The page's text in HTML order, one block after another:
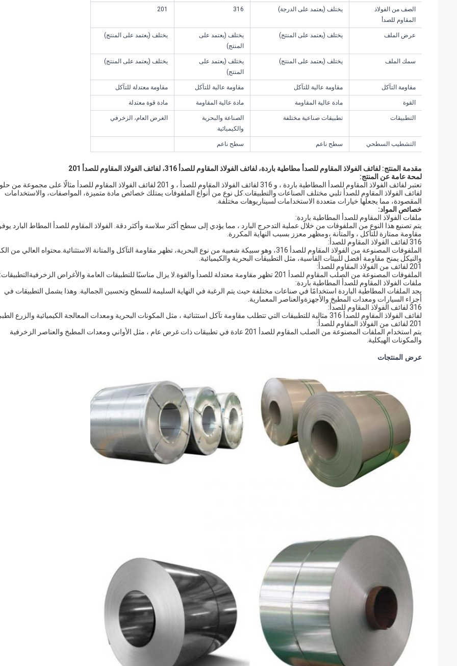
الصف من الفولاذ
المقاوم للصدأ
يختلف (يعتمد على الدرجة) 316
201
عرض الملف يختلف (يعتمد على المنتج)
يختلف (يعتمد على
المنتج)
يختلف (يعتمد على المنتج)
سمك الملف يختلف (يعتمد على المنتج)
يختلف (يعتمد على
المنتج)
يختلف (يعتمد على المنتج)
مقاومة التآكل مقاومة عالية للتآكل مقاومة عالية للتآكل مقاومة معتدلة للتآكل
القوة مادة عالية المقاومة مادة عالية المقاومة مادة قوة معتدلة
التطبيقات تطبيقات صناعية مختلفة
الصناعة والبحرية
والكيميائية
الغرض العام، الزخرفي
التشطيب السطحي سطح ناعم سطح ناعم
مقدمة المنتج: لفائف الفولاذ المقاوم للصدأ مطاطية باردة، لفائف الفولاذ المقاوم للصدأ 316، لفائف الفولاذ المقاوم للصدأ 201
لمحة عامة عن المنتج:
تعتبر لفائف الفولاذ المقاوم للصدأ المطاطية باردة ، و 316 لفائف الفولاذ المقاوم للصدأ ، و 201 لفائف الفولاذ المقاوم للصدأ مثالًا على مجموعة
لفائف الفولاذ المقاوم للصدأ تلبي مختلف الصناعات والتطبيقات.كل نوع من أنواع الملفوفات يمتلك خصائص مادة متميزة، المواصفات، والاستخدامات
المقصودة، مما يجعلها خيارات متعددة الاستخدامات لسيناريوهات مختلفة.
خصائص المواد:
ملفات الفولاذ المقاوم للصدأ المطاطية باردة:
يتم تصنيع هذا النوع من الملفوفات من خلال عملية التدحرج البارد ، مما يؤدي إلى سطح أكثر سلاسة وأكثر دقة. الفولاذ المقاوم للصدأ المطاط البارد
مقاومة ممتازة للتآكل ، والمتانة ،ومظهر معزز بسبب النهاية المكررة.
316 لفائف الفولاذ المقاوم للصدأ:
الملفوفات المصنوعة من الفولاذ المقاوم للصدأ 316، وهو سبيكة شعبية من نوع البحرية، تظهر مقاومة التآكل والمتانة الاستثنائية.محتواه العالي من
والنيكل يمنح مقاومة أفضل للبيئات القاسية، مثل التطبيقات البحرية والكيميائية.
201 لفائف من الفولاذ المقاوم للصدأ:
الملفوفات المصنوعة من الصلب المقاوم للصدأ 201 تظهر مقاومة معتدلة للصدأ والقوة.لا يزال مناسبًا للتطبيقات العامة والأغراض الزخرفيةالتطبيقات:
ملفات الفولاذ المقاوم للصدأ المطاطية باردة:
يجد الملفات المطاطية الباردة استخدامًا في صناعات مختلفة حيث يتم الرغبة في النهاية السليمة للسطح وتحسين الجمالية. وهذا يشمل التطبيقات في
أجزاء السيارات ومعدات المطبخ والأجهزةوالعناصر المعمارية.
316 لفائف الفولاذ المقاوم للصدأ:
لفائف الفولاذ المقاوم للصدأ 316 مثالية للتطبيقات التي تتطلب مقاومة تآكل استثنائية ، مثل المكونات البحرية ومعدات المعالجة الكيميائية والزرع الطبي.
201 لفائف من الفولاذ المقاوم للصدأ:
يتم استخدام الملفات المصنوعة من الصلب المقاوم للصدأ 201 عادة في تطبيقات ذات غرض عام ، مثل الأواني ومعدات المطبخ والعناصر الزخرفية
والمكونات الهيكلية.
عرض المنتجات